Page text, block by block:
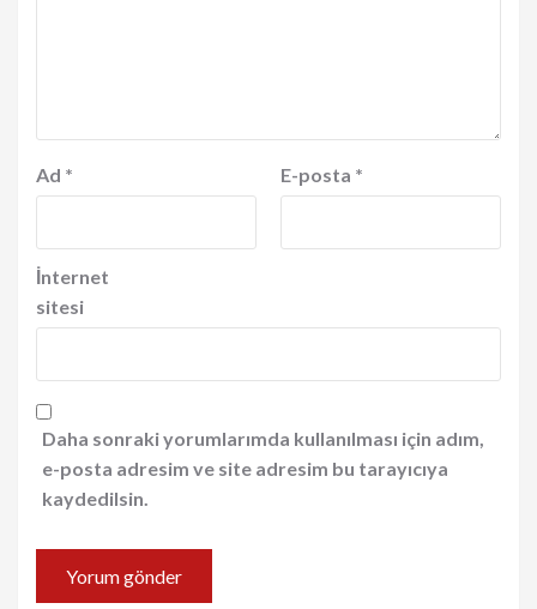
Ad * E-posta *
İnternet
sitesi
Daha sonraki yorumlarımda kullanılması için adım,
e-posta adresim ve site adresim bu tarayıcıya
kaydedilsin.